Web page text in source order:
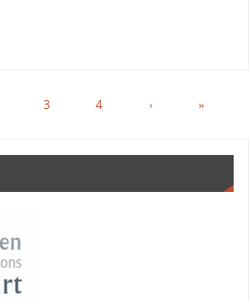
3 4 › »